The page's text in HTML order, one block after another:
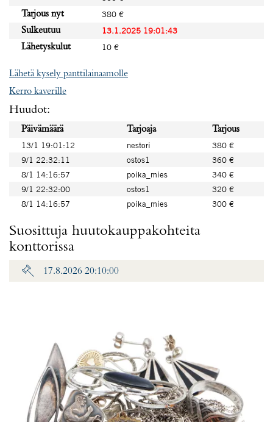
Tarjous nyt
380 €
Sulkeutuu
13.1.2025 19:01:43
Lähetyskulut
10 €
Lähetä kysely panttilainaamolle
Kerro kaverille
Huudot:
Päivämäärä Tarjoaja
Tarjous
13/1 19:01:12
nestori
380 €
9/1 22:32:11
ostos1
360 €
8/1 14:16:57
poika_mies
340 €
9/1 22:32:00
ostos1
320 €
8/1 14:16:57
poika_mies 300 €
Suosittuja huutokauppakohteita
konttorissa
17.8.2026 20:10:00